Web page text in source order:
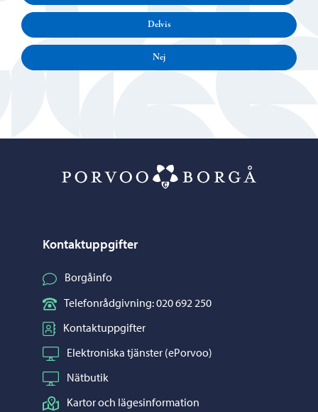
Delvis
Nej
Kontaktuppgifter
Borgåinfo
Telefonrådgivning: 020 692 250
Kontaktuppgifter
Elektroniska tjänster (ePorvoo)
Nätbutik
Kartor och lägesinformation